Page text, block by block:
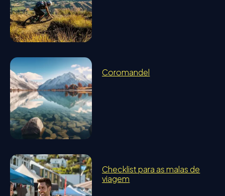
Coromandel
Checklist para as malas de
viagem